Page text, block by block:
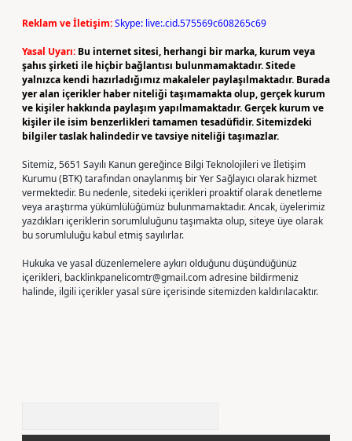
Reklam ve İletişim:Skype: live:.cid.575569c608265c69
Yasal Uyarı: Bu internet sitesi, herhangi bir marka, kurum veya
şahıs şirketi ile hiçbir bağlantısı bulunmamaktadır. Sitede
yalnızca kendi hazırladığımız makaleler paylaşılmaktadır. Burada
yer alan içerikler haber niteliği taşımamakta olup, gerçek kurum
ve kişiler hakkında paylaşım yapılmamaktadır. Gerçek kurum ve
kişiler ile isim benzerlikleri tamamen tesadüfidir. Sitemizdeki
bilgiler taslak halindedir ve tavsiye niteliği taşımazlar.
Sitemiz, 5651 Sayılı Kanun gereğince Bilgi Teknolojileri ve İletişim
Kurumu (BTK) tarafından onaylanmış bir Yer Sağlayıcı olarak hizmet
vermektedir. Bu nedenle, sitedeki içerikleri proaktif olarak denetleme
veya araştırma yükümlülüğümüz bulunmamaktadır. Ancak, üyelerimiz
yazdıkları içeriklerin sorumluluğunu taşımakta olup, siteye üye olarak
bu sorumluluğu kabul etmiş sayılırlar.
Hukuka ve yasal düzenlemelere aykırı olduğunu düşündüğünüz
içerikleri, backlinkpanelicomtr@gmail.comadresine bildirmeniz
halinde, ilgili içerikler yasal süre içerisinde sitemizden kaldırılacaktır.